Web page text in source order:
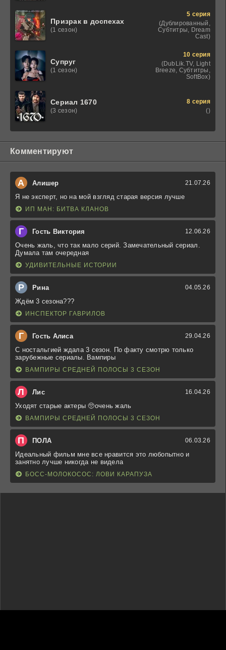
Призрак в доспехах
(1 сезон)
5 серия
(Дублированный,
Субтитры, Dream
Cast)
Супруг
(1 сезон)
10 серия
(DubLik.TV, Light
Breeze, Субтитры,
SoftBox)
Сериал 1670
(3 сезон)
8 серия
()
Комментируют
А Алишер 21.07.26
Я не эксперт, но на мой взгляд старая версия лучше
ИП МАН: БИТВА КЛАНОВ
Г Гость Виктория 12.06.26
Очень жаль, что так мало серий. Замечательный сериал.
Думала там очередная
УДИВИТЕЛЬНЫЕ ИСТОРИИ
Р Рина 04.05.26
Ждём 3 сезона???
ИНСПЕКТОР ГАВРИЛОВ
Г Гость Алиса 29.04.26
С ностальгией ждала 3 сезон. По факту смотрю только
зарубежные сериалы. Вампиры
ВАМПИРЫ СРЕДНЕЙ ПОЛОСЫ 3 СЕЗОН
Л Лис 16.04.26
Уходят старые актеры 🥺очень жаль
ВАМПИРЫ СРЕДНЕЙ ПОЛОСЫ 3 СЕЗОН
П ПОЛА 06.03.26
Идеальный фильм мне все нравится это любопытно и
занятно лучше никогда не видела
БОСС-МОЛОКОСОС: ЛОВИ КАРАПУЗА